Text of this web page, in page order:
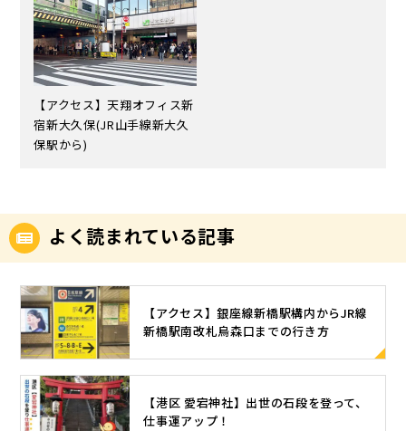
【アクセス】天翔オフィス新
宿新大久保(JR山手線新大久
保駅から)
よく読まれている記事
【アクセス】銀座線新橋駅構内からJR線
新橋駅南改札烏森口までの行き方
【港区 愛宕神社】出世の石段を登って、
仕事運アップ！